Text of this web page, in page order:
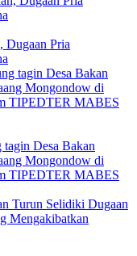
Dugaan Pria
Desa Bakan
Mongondow di
TIPEDTER MABES